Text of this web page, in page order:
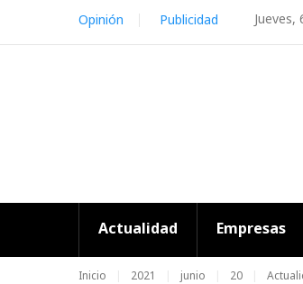
content
Opinión Publicidad
Actualidad Empresas
Inicio 2021 junio 20